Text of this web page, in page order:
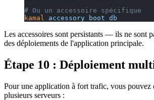
# Ou un accessoire spécifique
kamal
accessory boot db
Les accessoires sont persistants — ils ne sont
des déploiements de l'application principale.
Étape 10 : Déploiement
Pour une application à fort trafic, vous pouvez
plusieurs serveurs :